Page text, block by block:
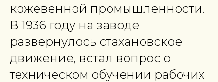
кожевенной промышленности.
В 1936 году на заводе
развернулось стахановское
движение, встал вопрос о
техническом обучении рабочих